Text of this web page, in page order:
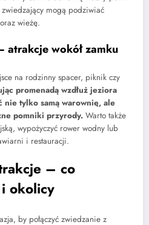
mogą podziwiać
wieżę.
atrakcje wokół zamku
na rodzinny spacer, piknik czy
promenadą wzdłuż jeziora
nie tylko samą warownię, ale
pomniki przyrody. Warto także
wypożyczyć rower wodny lub
i restauracji.
– co
okolicy
by połączyć zwiedzanie z